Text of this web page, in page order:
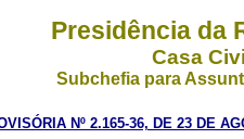
Presidência da
Casa Civil
Subchefia para
Nº 2.165-36, DE 23 DE